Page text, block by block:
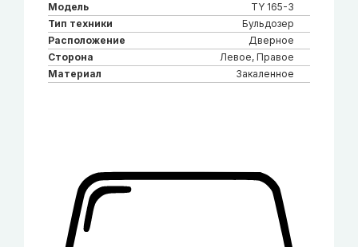
Модель
TY 165-3
Тип техники
Бульдозер
Расположение
Дверное
Сторона
Левое, Правое
Материал
Закаленное